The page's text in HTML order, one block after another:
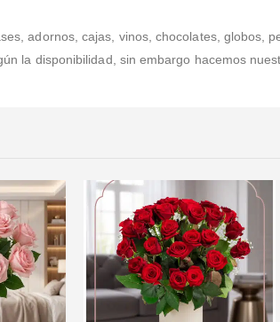
adornos, cajas, vinos, chocolates, globos,
la disponibilidad, sin embargo hacemos